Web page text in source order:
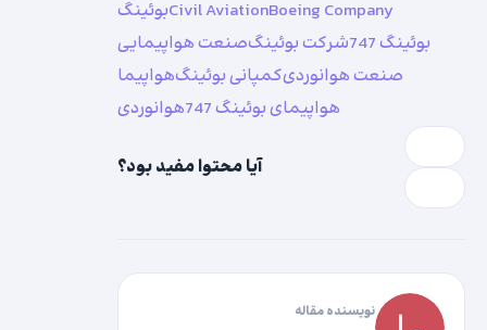
Boeing Company
Civil Aviationبوئینگ
بوئینگ 747
شرکت بوئینگصنعت هواپیمایی
صنعت هوانوردیکمپانی بوئینگهواپیما
هواپیمای بوئینگ 747
هوانوردی
آیا محتوا مفید بود؟
نویسنده مقاله